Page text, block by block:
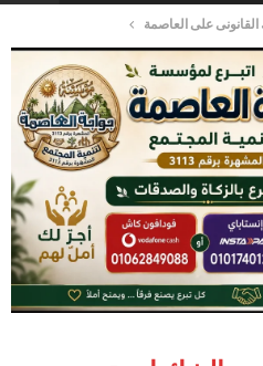
على العاصمة